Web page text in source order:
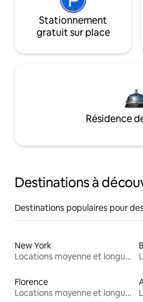
Stationnement
gratuit sur place
Résidence
Destinations à
Destinations populaires pour
New York
Locations moyenne et longue durée
Florence
Locations moyenne et longue durée